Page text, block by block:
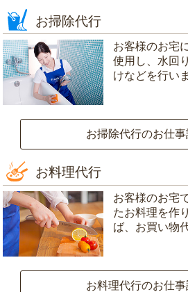
お掃除代行
お客様のお宅
使用し、水回
けなどを行い
お掃除代行のお仕事
お料理代行
お客様のお宅
たお料理を作
ば、お買い物
お料理代行のお仕事